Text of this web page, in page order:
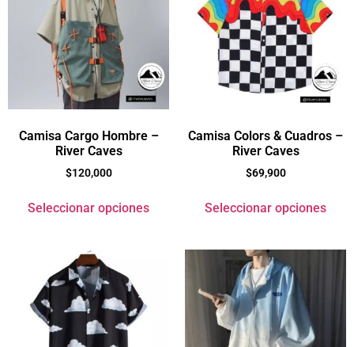
Camisa Cargo Hombre –
River Caves
$120,000
Seleccionar opciones
Camisa Colors & Cuadros –
River Caves
$69,900
Seleccionar opciones